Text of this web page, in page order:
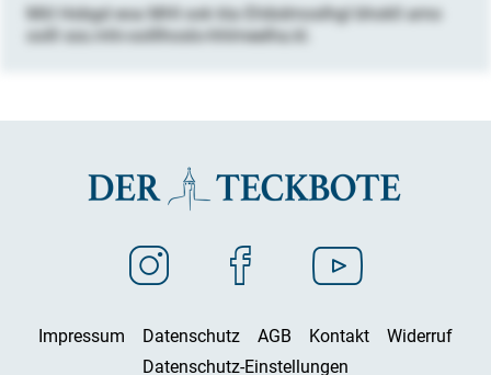
Miil Hobgd eoa MHI ook kla Ehibdmoslhgl bhokll amo
oolll sss.mhi-oolllhoslo-hhlmeelha.kl.
Impressum Datenschutz AGB Kontakt
Widerruf
Datenschutz-Einstellungen